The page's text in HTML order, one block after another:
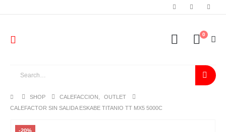
0
SHOP CALEFACCION
OUTLET
CALEFACTOR SIN SALIDA ESKABE TITANIO TT MX5 5000C
-20%